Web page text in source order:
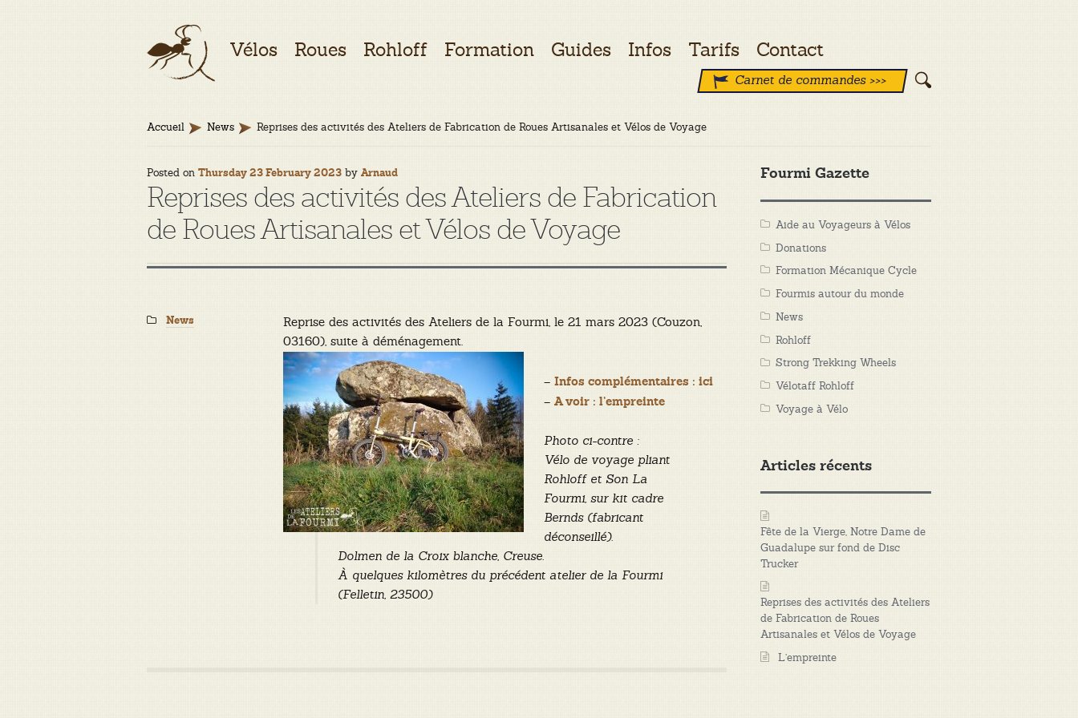
Aller
Aller
au
Vélos Roues Rohloff Formation Guides Infos Tarifs Contact
Carnet de commandes >>>
Accueil News Reprises des activités des Ateliers de Fabrication de Roues Artisanales et Vélos de Voyage
Posted onThursday 23 February 2023 byArnaud
Reprises des activités des Ateliers de Fabrication
de Roues Artisanales et Vélos de Voyage
Categories:
News
Reprise des activités des Ateliers de la Fourmi, le 21 mars 2023 (Couzon,
03160), suite à déménagement.
– Infos complémentaires : ici
– A voir : l’empreinte
Photo ci-contre :
Vélo de voyage pliant
Rohloff et Son La
Fourmi, sur kit cadre
Bernds (fabricant
déconseillé).
Dolmen de la Croix blanche, Creuse.
À quelques kilomètres du précédent atelier de la Fourmi
(Felletin, 23500)
Fourmi Gazette
Aide au Voyageurs à Vélos
Donations
Formation Mécanique Cycle
Fourmis autour du monde
News
Rohloff
Strong Trekking Wheels
Vélotaff Rohloff
Voyage à Vélo
Articles récents
Fête de la Vierge, Notre Dame de
Guadalupe sur fond de Disc
Trucker
Reprises des activités des Ateliers
de Fabrication de Roues
Artisanales et Vélos de Voyage
L’empreinte